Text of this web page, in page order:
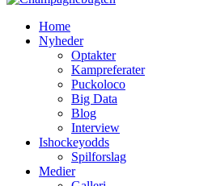
Home
Nyheder
Optakter
Kampreferater
Puckoloco
Big Data
Blog
Interview
Ishockeyodds
Spilforslag
Medier